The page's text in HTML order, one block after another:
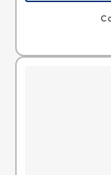
Avenida
do Campo,